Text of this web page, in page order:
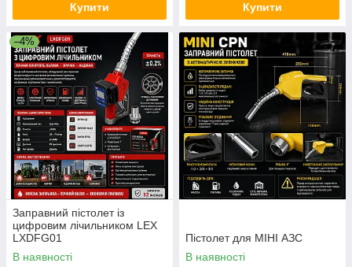
Купити Купити
–4%
Заправний пістолет із
цифровим лічильником LEX
LXDFG01
В наявності
Пістолет для МІНІ АЗС
В наявності